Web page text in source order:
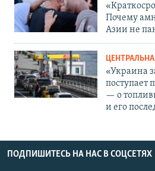
Почему
Азии не
«Украина
поступает
— о
и его
ПОДПИШИТЕСЬ НА НАС В СОЦСЕТЯХ